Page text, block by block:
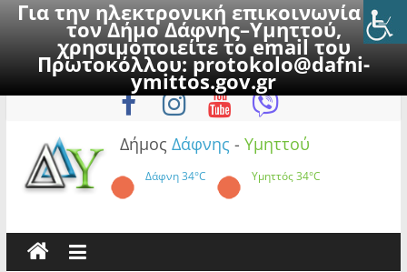
Για την ηλεκτρονική επικοινωνία με
τον Δήμο Δάφνης–Υμηττού,
χρησιμοποιείτε το email του
Πρωτοκόλλου:protokolo@dafni-
ymittos.gov.gr
to
Παρασκευή, 7 Αυγούστου 2026
Δήμος Δάφνης - Υμηττού
Δάφνη34°C Υμηττός34°C